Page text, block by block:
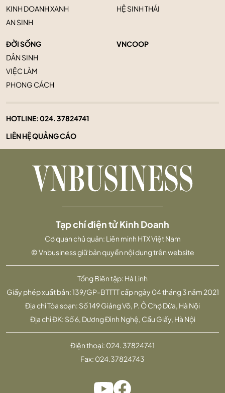
KINH DOANH XANH
AN SINH
HỆ SINH THÁI
ĐỜI SỐNG
DÂN SINH
VIỆC LÀM
PHONG CÁCH
VNCOOP
HOTLINE:024. 37824741
LIÊN HỆ QUẢNG CÁO
Tổng Biên tập: Hà Linh
Giấy phép xuất bản: 139/GP-BTTTT cấp ngày 04 tháng 3 năm 2021
Địa chỉ Tòa soạn: Số 149 Giảng Võ, P. Ô Chợ Dừa, Hà Nội
Địa chỉ ĐK: Số 6, Dương Đình Nghệ, Cầu Giấy, Hà Nội
Tạp chí điện tử Kinh Doanh
Cơ quan chủ quản: Liên minh HTX Việt Nam
© Vnbusiness giữ bản quyền nội dung trên website
Điện thoại: 024. 37824741
Fax: 024.37824743